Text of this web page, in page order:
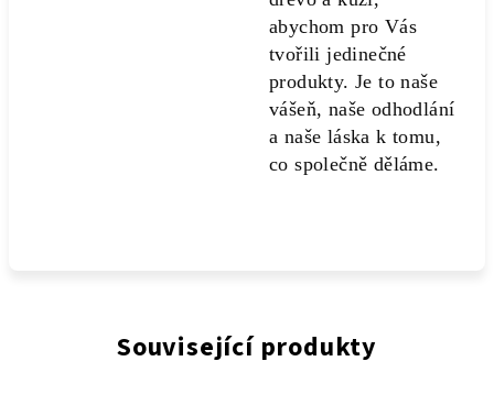
abychom pro Vás
tvořili jedinečné
produkty. Je to naše
vášeň, naše odhodlání
a naše láska k tomu,
co společně děláme.
Související produkty